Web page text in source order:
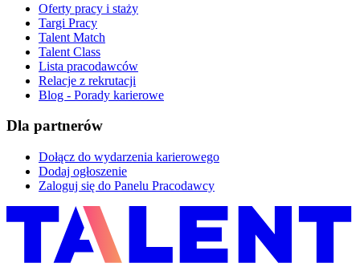
Oferty pracy i staży
Targi Pracy
Talent Match
Talent Class
Lista pracodawców
Relacje z rekrutacji
Blog - Porady karierowe
Dla partnerów
Dołącz do wydarzenia karierowego
Dodaj ogłoszenie
Zaloguj się do Panelu Pracodawcy